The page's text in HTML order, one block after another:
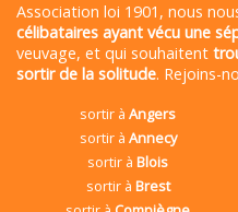
Association loi 1901, nous
célibataires ayant vécu une
veuvage, et qui souhaitent
sortir de la solitude. Rejoins-
sortir àAngers
sortir à Annecy
sortir àBlois
sortir à Brest